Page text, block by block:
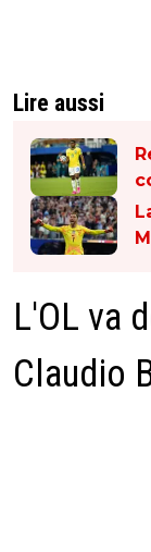
Lire aussi
L'OL va
Claudio